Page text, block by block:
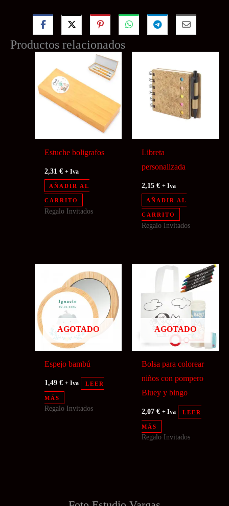
Productos relacionados
Estuche boligrafos
2,31€ + Iva
AÑADIR AL
CARRITO
Regalo Invitados
Libreta
personalizada
2,15€ + Iva
AÑADIR AL
CARRITO
Regalo Invitados
AGOTADO
Espejo bambú
1,49€ + Iva LEER
MÁS
Regalo Invitados
AGOTADO
Bolsa para colorear
niños con pompero
Bluey y bingo
2,07€ + Iva LEER
MÁS
Regalo Invitados